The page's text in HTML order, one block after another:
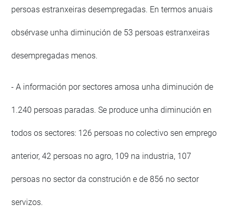
persoas estranxeiras desempregadas. En termos anuais
obsérvase unha diminución de 53 persoas estranxeiras
desempregadas menos.
- A información por sectores amosa unha diminución de
1.240 persoas paradas. Se produce unha diminución en
todos os sectores: 126 persoas no colectivo sen emprego
anterior, 42 persoas no agro, 109 na industria, 107
persoas no sector da construción e de 856 no sector
servizos.